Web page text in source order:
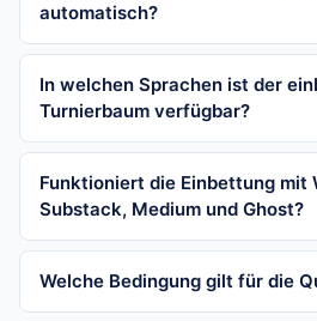
automatisch?
In welchen Sprachen ist der
Turnierbaum verfügbar?
Funktioniert die Einbettung mit
Substack, Medium und Ghost?
Welche Bedingung gilt für die